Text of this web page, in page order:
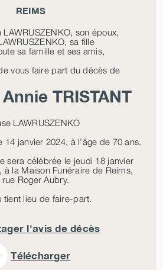
REIMS
LAWRUSZENKO, son époux,
sa fille
sa famille et ses amis,
vous faire part du décès de
TRISTANT
LAWRUSZENKO
janvier 2024, à l’âge de 70 ans.
sera célébrée le jeudi 18 janvier
à la Maison Funéraire de Reims,
rue Roger Aubry.
tient lieu de faire-part.
l'avis de décès
Télécharger